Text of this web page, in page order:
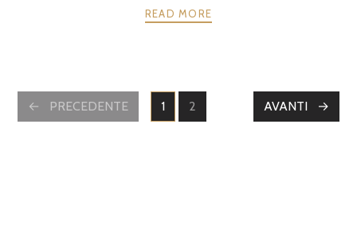
READ MORE
POSTS
NAVIGATION
PRECEDENTE PAGINE
1 2 AVANTI